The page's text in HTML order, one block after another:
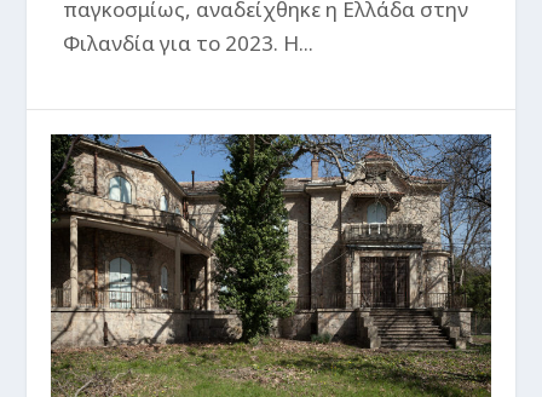
παγκοσμίως, αναδείχθηκε η Ελλάδα στην
Φιλανδία για το 2023. Η...